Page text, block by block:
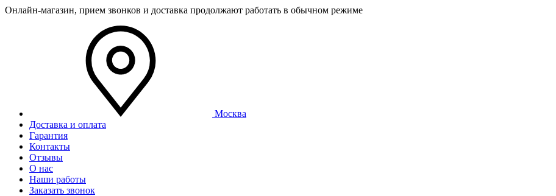
Онлайн-магазин, прием звонков и доставка продолжают работать в обычном режиме
Москва
Доставка и оплата
Гарантия
Контакты
Отзывы
О нас
Наши работы
Заказать звонок